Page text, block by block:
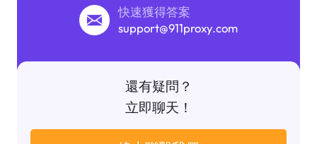
快速獲得答案
support@911proxy.com
還有疑問？
立即聊天！